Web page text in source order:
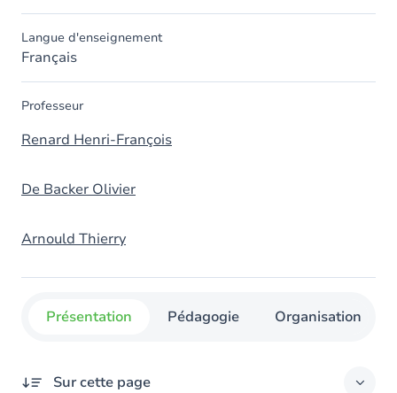
Langue d'enseignement
Français
Professeur
Renard Henri-François
De Backer Olivier
Arnould Thierry
Présentation Pédagogie Organisation
Sur cette page